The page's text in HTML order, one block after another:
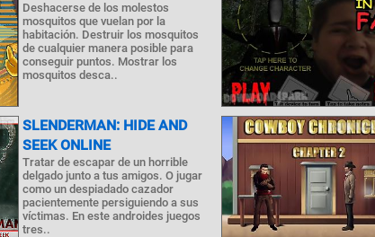
Deshacerse de los molestos
mosquitos que vuelan por la
habitación. Destruir los mosquitos
de cualquier manera posible para
conseguir puntos. Mostrar los
mosquitos desca..
SLENDERMAN: HIDE AND
SEEK ONLINE
Tratar de escapar de un horrible
delgado junto a tus amigos. O jugar
como un despiadado cazador
pacientemente persiguiendo a sus
víctimas. En este androides juegos
tres..